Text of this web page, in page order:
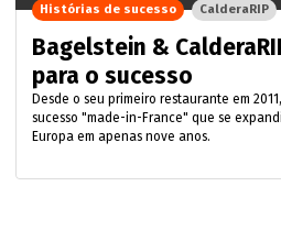
Bagelstein &
para o sucesso
Desde o seu primeiro restaurante em
sucesso "made-in-France" que se
Europa em apenas nove anos.
Histórias de sucesso CalderaRIP